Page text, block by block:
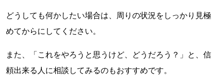
どうしても何かしたい場合は、周りの状況をしっかり見極
めてからにしてください。
また、「これをやろうと思うけど、どうだろう？」と、信
頼出来る人に相談してみるのもおすすめです。